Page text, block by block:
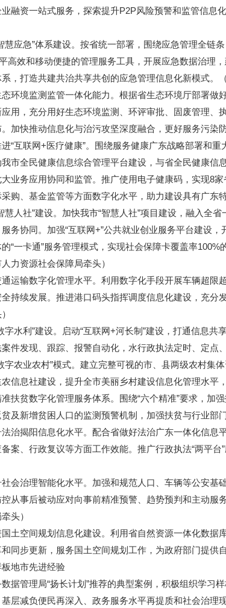
融资一站式服务，探索提升P2P风险预警和监管信
应急”体系建设。按省统一部署，围绕应急管理全链
高效和移动便捷的管理服务工具，开展应急数据治理
，打造共建共治共享共创的应急管理信息化新模式。
境监测监管一体化能力。根据省生态环境厅部署做
用，充分用好生态环境监测、环评审批、固废管理
加快推动信息化与治污攻坚深度融合，更好服务污染
互联网+医疗健康”。围绕服务健康广东战略部署和重
市全民健康信息综合管理平台建设，与省全民健康
业务应用协同和监管。推广使用电子健康码，实现8
购、基金监管等方面数字化水平，助力建设具有广东
社”建设。加快我市“智慧人社”项目建设，融入全
务协同。加强“互联网+”公共就业创业服务平台建设
“一卡通”服务管理模式，实现社会保障卡覆盖率
力资源社会保障局牵头）
输数字化管理水平。利用数字化手段开展车辆超限
持续发展。推进港口码头指挥调度信息化建设，充分
水利”建设。启动“互联网+河长制”建设，打通信息共
件发现、跟踪、报警自动化，水行政执法定时、定点
农业农村”模式。建立完整可视的市、县两级农村集
信息社建设，提升全市美丽乡村建设信息化管理水平
贫数字化管理服务体系。围绕“六个精准”要求，加
及新增贫困人口的监测预警机制，加强扶贫与行业部
揭阳信息化水平。配合省做好法治广东一体化信息
案、行政复议等方面工作效能。推广行政执法“两平
治理智能化水平。加强和规范人口、车辆等公安基
从事后被动应对向事前精准预警、趋势预判和主动服
头）
空间规划信息化建设。利用省自然资源一体化数据
同步更新，服务国土空间规划工作，为政府部门提供
地市先进经验
管理局“扬长计划”推荐的典型案例，积极组织学习
层减负便民再深入、政务服务水平再提质和社会治理